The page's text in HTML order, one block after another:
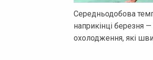
Середньодобова
наприкінці березня
охолодження, які